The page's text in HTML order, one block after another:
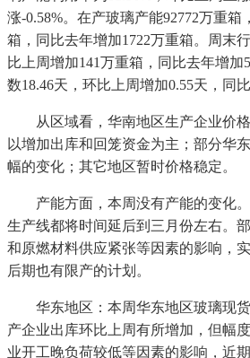
涨-0.58%。在产玻璃产能92772万重箱
箱，同比去年增加1722万重箱。周末
比上周增加141万重箱，同比去年增加
数18.46天，环比上周增加0.55天，同比
从区域看，华南地区生产企业价格
以增加出库和回笼资金为主；部分华
幅的变化；其它地区暂时价格稳定。
产能方面，本周没有产能的变化。
生产线都将时间延后到三月份左右。
和原燃材料供应紧张等因素的影响，
后期也有限产的计划。
华东地区：本周华东地区玻璃现货
产企业出库环比上周有所增加，但幅
业开工晚负荷较低等因素的影响，近